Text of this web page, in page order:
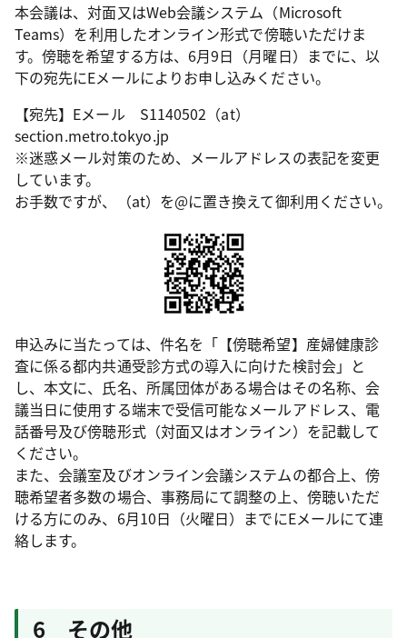
本会議は、対面又はWeb会議システム（Microsoft
Teams）を利用したオンライン形式で傍聴いただけま
す。傍聴を希望する方は、6月9日（月曜日）までに、以
下の宛先にEメールによりお申し込みください。
【宛先】Eメール S1140502（at）
section.metro.tokyo.jp
※迷惑メール対策のため、メールアドレスの表記を変更
しています。
お手数ですが、（at）を@に置き換えて御利用ください。
申込みに当たっては、件名を「【傍聴希望】産婦健康診
査に係る都内共通受診方式の導入に向けた検討会」と
し、本文に、氏名、所属団体がある場合はその名称、会
議当日に使用する端末で受信可能なメールアドレス、電
話番号及び傍聴形式（対面又はオンライン）を記載して
ください。
また、会議室及びオンライン会議システムの都合上、傍
聴希望者多数の場合、事務局にて調整の上、傍聴いただ
ける方にのみ、6月10日（火曜日）までにEメールにて連
絡します。
6 その他